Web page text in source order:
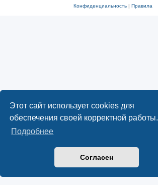
Этот сайт использует cookies для
обеспечения своей корректной работы.
Подробнее
Согласен
Конфиденциальность| Правила